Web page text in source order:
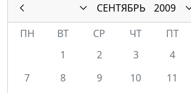
СЕНТЯБРЬ
2009
ПН
ВТ СР ЧТ ПТ
1
2 3 4
7
8 9 10 11